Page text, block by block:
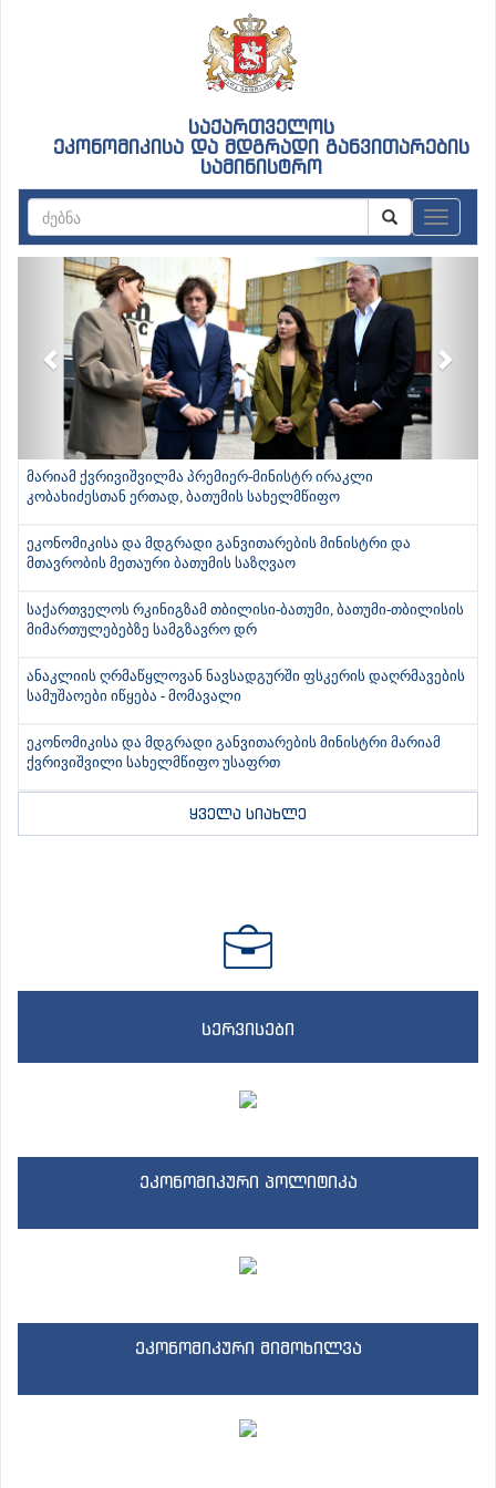
საქართველოს
ეკონომიკისა და მდგრადი განვითარების
სამინისტრო
Previous
მარიამ ქვრივიშვილმა პრემიერ-მინისტრ ირაკლი
კობახიძესთან ერთად, ბათუმის სახელმწიფო
ეკონომიკისა და მდგრადი განვითარების მინისტრი და
მთავრობის მეთაური ბათუმის საზღვაო
საქართველოს რკინიგზამ თბილისი-ბათუმი, ბათუმი-თბილისის
მიმართულებებზე სამგზავრო დრ
ანაკლიის ღრმაწყლოვან ნავსადგურში ფსკერის დაღრმავების
სამუშაოები იწყება - მომავალი
ეკონომიკისა და მდგრადი განვითარების მინისტრი მარიამ
ქვრივიშვილი სახელმწიფო უსაფრთ
ყველა სიახლე
სერვისები
ეკონომიკური პოლიტიკა
ეკონომიკური მიმოხილვა